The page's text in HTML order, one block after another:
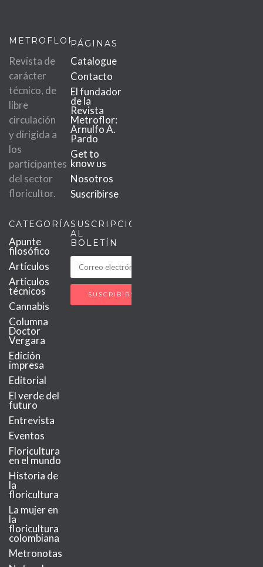
METROFLOR
Revista de
carácter
técnico, de
libre
circulación
y dirigida a
los
participantes
del sector
floricultor.
PÁGINAS
Catalogue
Contacto
El fundador
de la
Revista
Metroflor:
Arnulfo A.
Pardo
Get to
know us
Nosotros
Suscribirse
CATEGORÍAS
Apunte
filosófico
Artículos
Artículos
técnicos
Cannabis
Columna
Doctor
Vergara
Edición
impresa
Editorial
El verde del
futuro
Entrevista
Eventos
Floricultura
en el mundo
Historia de
la
floricultura
La mujer en
la
floricultura
colombiana
Metronotas
SUSCRIPCIÓN
AL
BOLETÍN